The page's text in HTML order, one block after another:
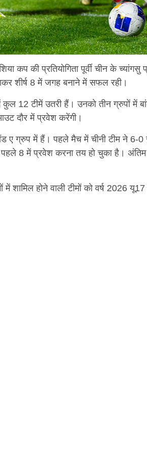
कप की प्रतियोगिता पूर्वी चीन के
शीर्ष 8 में जगह बनाने में सफल रही।
12 टीमें उतरी हैं। उनको तीन ग्रुपों में
दौर में प्रवेश करेंगी।
ए ग्रुप में हैं। पहले मैच में चीनी टीम ने 6-0
8 में प्रवेश करना तय हो चुका है।
शामिल होने वाली टीमों को वर्ष 2026